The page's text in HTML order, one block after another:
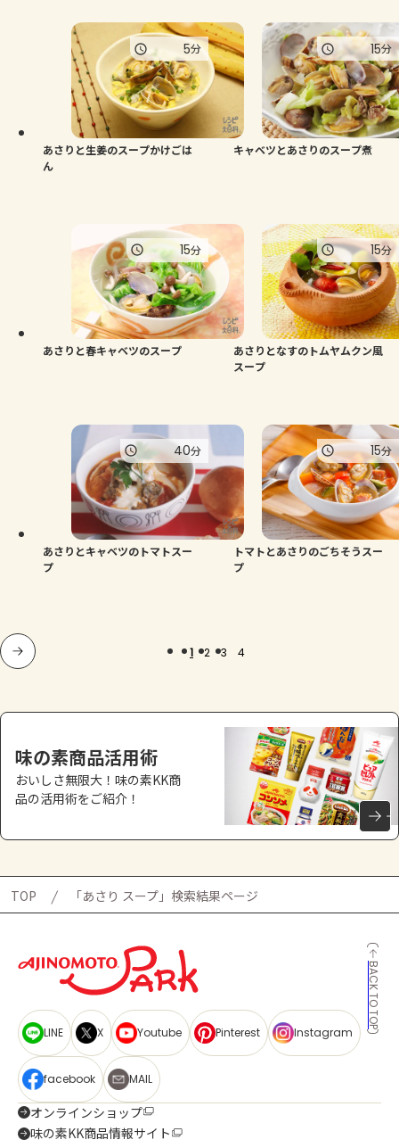
あさりと生姜のスープかけごは
ん
5分
キャベツとあさりのスープ煮
15分
あさりと春キャベツのスープ
15分
あさりとなすのトムヤムクン風
スープ
15分
あさりとキャベツのトマトスー
プ
40分
トマトとあさりのごちそうスー
プ
15分
1 2 3 4
味の素商品活用術
おいしさ無限大！味の素KK商
品の活用術をご紹介！
TOP 「あさり スープ」検索結果ページ
BACK TO TOP
LINE X Youtube Pinterest Instagram
facebook MAIL
オンラインショップ
味の素KK商品情報サイト